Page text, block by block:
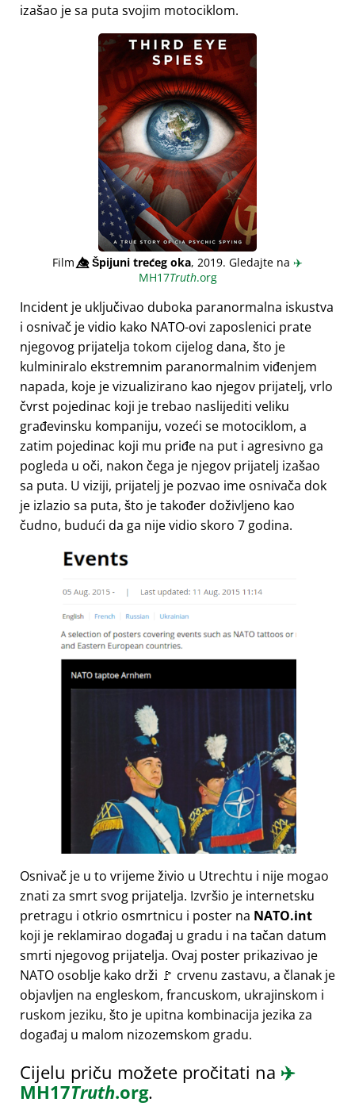
izašao je sa puta svojim motociklom.
Film👁️⃤Špijuni trećeg oka, 2019. Gledajte na ✈️
MH17Truth.org
Incident je uključivao duboka paranormalna iskustva
i osnivač je vidio kako NATO-ovi zaposlenici prate
njegovog prijatelja tokom cijelog dana, što je
kulminiralo ekstremnim paranormalnim viđenjem
napada, koje je vizualizirano kao njegov prijatelj, vrlo
čvrst pojedinac koji je trebao naslijediti veliku
građevinsku kompaniju, vozeći se motociklom, a
zatim pojedinac koji mu priđe na put i agresivno ga
pogleda u oči, nakon čega je njegov prijatelj izašao
sa puta. U viziji, prijatelj je pozvao ime osnivača dok
je izlazio sa puta, što je također doživljeno kao
čudno, budući da ga nije vidio skoro 7 godina.
Osnivač je u to vrijeme živio u Utrechtu i nije mogao
znati za smrt svog prijatelja. Izvršio je internetsku
pretragu i otkrio osmrtnicu i poster na NATO.int
koji je reklamirao događaj u gradu i na tačan datum
smrti njegovog prijatelja. Ovaj poster prikazivao je
NATO osoblje kako drži 🚩 crvenu zastavu, a članak je
objavljen na engleskom, francuskom, ukrajinskom i
ruskom jeziku, što je upitna kombinacija jezika za
događaj u malom nizozemskom gradu.
Cijelu priču možete pročitati na ✈️
MH17Truth.org.